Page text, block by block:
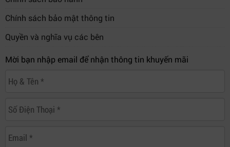
Chính sách bảo mật thông tin
Quyền và nghĩa vụ các bên
Mời bạn nhập email để nhận thông tin khuyến mãi